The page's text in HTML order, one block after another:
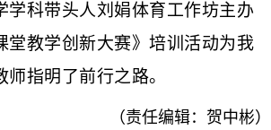
学科带头人刘娟体育工作坊主办
堂教学创新大赛》 培训 活动为我
指明了前行之路。
（责任编辑：贺中彬）